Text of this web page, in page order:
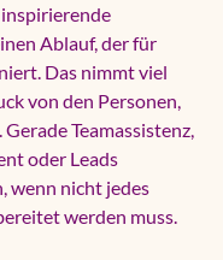
inspirierende
Ablauf, der für
Das nimmt viel
von den Personen,
Teamassistenz,
oder Leads
wenn nicht jedes
werden muss.